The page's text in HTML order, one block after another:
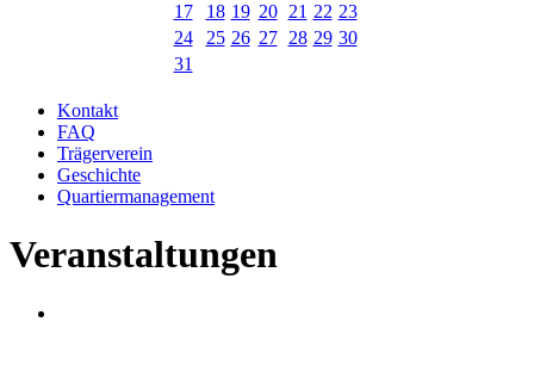
17
18 19 20 21 22 23
24
25 26 27 28 29 30
31
Kontakt
FAQ
Trägerverein
Geschichte
Quartiermanagement
Veranstaltungen